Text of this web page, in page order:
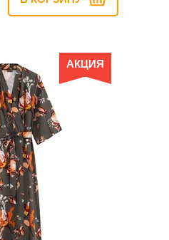
АКЦИЯ